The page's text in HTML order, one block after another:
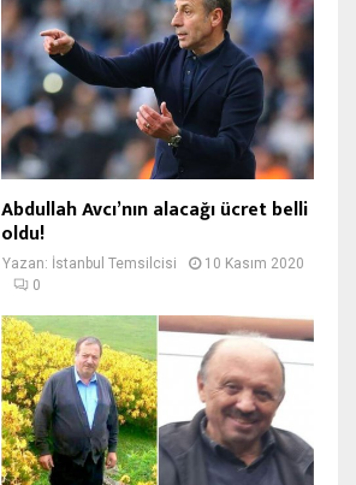
Abdullah Avcı’nın alacağı ücret belli
oldu!
Yazan: İstanbul Temsilcisi
10 Kasım 2020
0